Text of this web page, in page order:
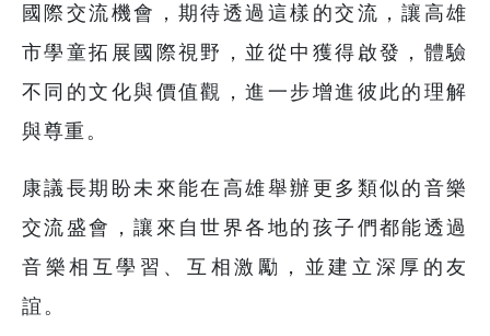
國際交流機會，期待透過這樣的交流，讓高雄
市學童拓展國際視野，並從中獲得啟發，體驗
不同的文化與價值觀，進一步增進彼此的理解
與尊重。
康議長期盼未來能在高雄舉辦更多類似的音樂
交流盛會，讓來自世界各地的孩子們都能透過
音樂相互學習、互相激勵，並建立深厚的友
誼。